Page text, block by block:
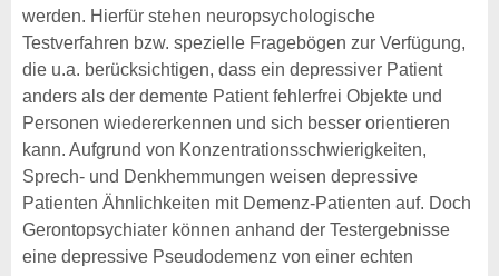
werden. Hierfür stehen neuropsychologische
Testverfahren bzw. spezielle Fragebögen zur Verfügung,
die u.a. berücksichtigen, dass ein depressiver Patient
anders als der demente Patient fehlerfrei Objekte und
Personen wiedererkennen und sich besser orientieren
kann. Aufgrund von Konzentrationsschwierigkeiten,
Sprech- und Denkhemmungen weisen depressive
Patienten Ähnlichkeiten mit Demenz-Patienten auf. Doch
Gerontopsychiater können anhand der Testergebnisse
eine depressive Pseudodemenz von einer echten